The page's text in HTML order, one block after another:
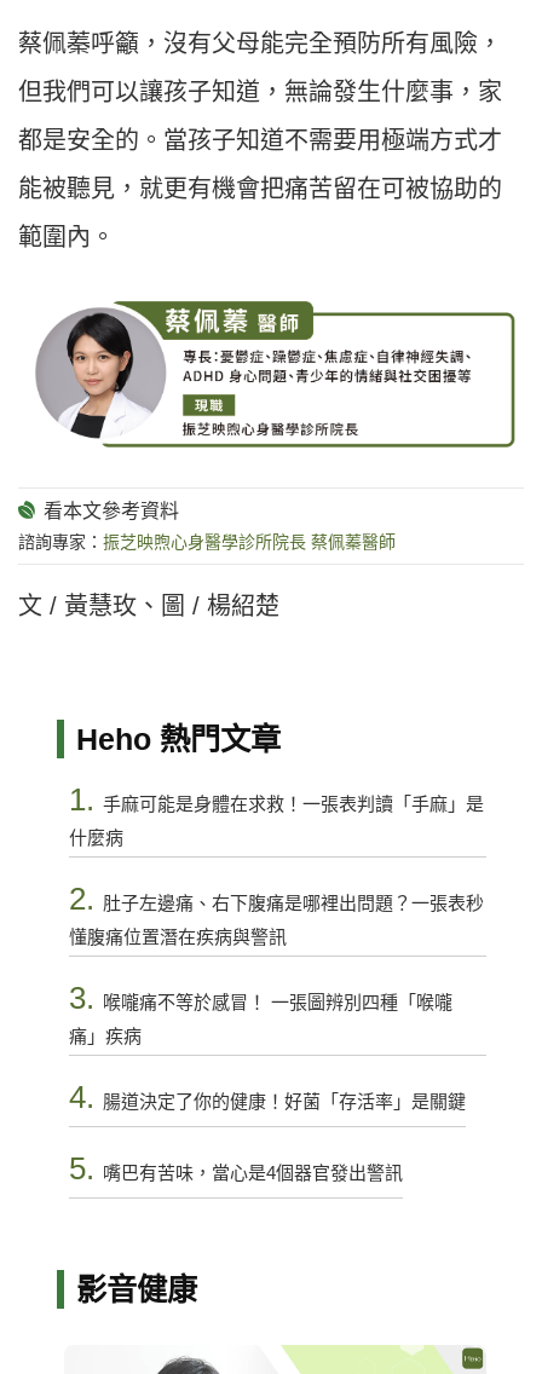
蔡佩蓁呼籲，沒有父母能完全預防所有風險，
但我們可以讓孩子知道，無論發生什麼事，家
都是安全的。當孩子知道不需要用極端方式才
能被聽見，就更有機會把痛苦留在可被協助的
範圍內。
諮詢專家： 振芝映煦心身醫學診所院長 蔡佩蓁醫師
文 / 黃慧玫、圖 / 楊紹楚
Heho 熱門文章
1. 手麻可能是身體在求救！一張表判讀「手麻」是
什麼病
2. 肚子左邊痛、右下腹痛是哪裡出問題？一張表秒
懂腹痛位置潛在疾病與警訊
3.
喉嚨痛不等於感冒！ 一張圖辨別四種「喉嚨
痛」疾病
4. 腸道決定了你的健康！好菌「存活率」是關鍵
5. 嘴巴有苦味，當心是4個器官發出警訊
影音健康